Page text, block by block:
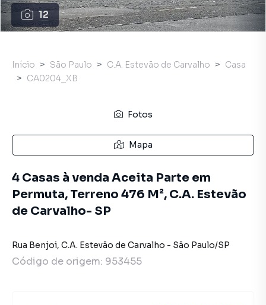
12
Início São Paulo C.A. Estevão de Carvalho
Casa
CA0204_XB
Fotos
Mapa
4 Casas à venda Aceita Parte em
Permuta, Terreno 476 M², C.A. Estevão
de Carvalho- SP
Rua Benjoi, C.A. Estevão de Carvalho - São Paulo/SP
Código de origem: 953455